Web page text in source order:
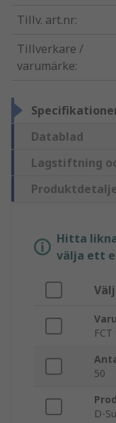
Tillv. art.nr:
Tillverkare /
varumärke:
Datablad
Lagstiftning
Hitta
välja ett
50
D-